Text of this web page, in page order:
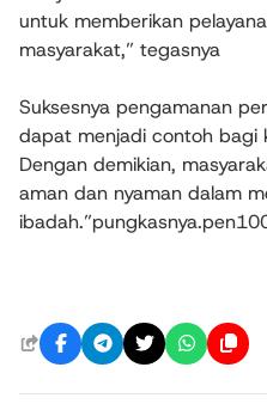
untuk memberikan
masyarakat,” tegasnya
Suksesnya pengamanan
dapat menjadi contoh bagi
Dengan demikian,
aman dan nyaman dalam